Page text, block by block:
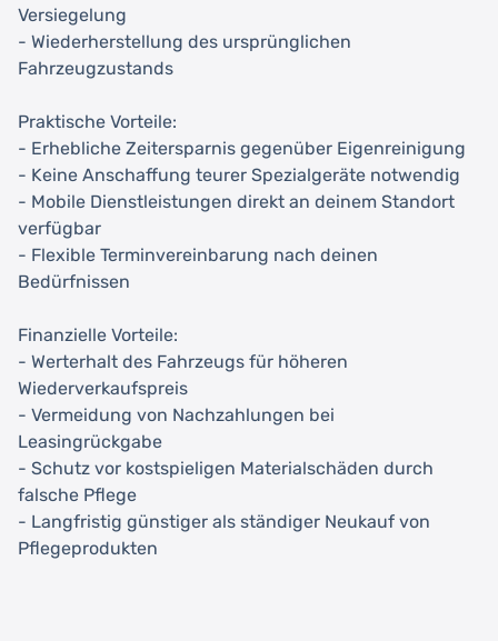
Versiegelung
- Wiederherstellung des ursprünglichen
Fahrzeugzustands
Praktische Vorteile:
- Erhebliche Zeitersparnis gegenüber Eigenreinigung
- Keine Anschaffung teurer Spezialgeräte notwendig
- Mobile Dienstleistungen direkt an deinem Standort
verfügbar
- Flexible Terminvereinbarung nach deinen
Bedürfnissen
Finanzielle Vorteile:
- Werterhalt des Fahrzeugs für höheren
Wiederverkaufspreis
- Vermeidung von Nachzahlungen bei
Leasingrückgabe
- Schutz vor kostspieligen Materialschäden durch
falsche Pflege
- Langfristig günstiger als ständiger Neukauf von
Pflegeprodukten